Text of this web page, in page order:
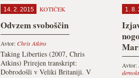
14. 2. 2015 KOTIČEK
Odvzem svoboščin
Avtor:Chris Atkins
Taking Liberties (2007, Chris
Atkins) Prirejen transkript:
Dobrodošli v Veliki Britaniji. V
1. 8.
Avtor: